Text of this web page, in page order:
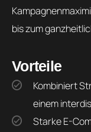
bis zum
Vorteile
Kombiniert Strategie, Marketing und Technologie in
einem
Starke E-